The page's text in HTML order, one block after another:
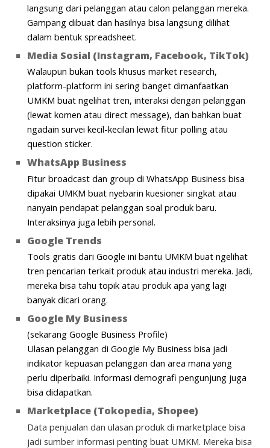
langsung dari pelanggan atau calon pelanggan mereka.
Gampang dibuat dan hasilnya bisa langsung dilihat
dalam bentuk spreadsheet.
Media Sosial (Instagram, Facebook, TikTok)
Walaupun bukan tools khusus market research,
platform-platform ini sering banget dimanfaatkan
UMKM buat ngelihat tren, interaksi dengan pelanggan
(lewat komen atau direct message), dan bahkan buat
ngadain survei kecil-kecilan lewat fitur polling atau
question sticker.
WhatsApp Business
Fitur broadcast dan group di WhatsApp Business bisa
dipakai UMKM buat nyebarin kuesioner singkat atau
nanyain pendapat pelanggan soal produk baru.
Interaksinya juga lebih personal.
Google Trends
Tools gratis dari Google ini bantu UMKM buat ngelihat
tren pencarian terkait produk atau industri mereka. Jadi,
mereka bisa tahu topik atau produk apa yang lagi
banyak dicari orang.
Google My Business
(sekarang Google Business Profile)
Ulasan pelanggan di Google My Business bisa jadi
indikator kepuasan pelanggan dan area mana yang
perlu diperbaiki. Informasi demografi pengunjung juga
bisa didapatkan.
Marketplace (Tokopedia, Shopee)
Data penjualan dan ulasan produk di marketplace bisa
jadi sumber informasi penting buat UMKM. Mereka bisa